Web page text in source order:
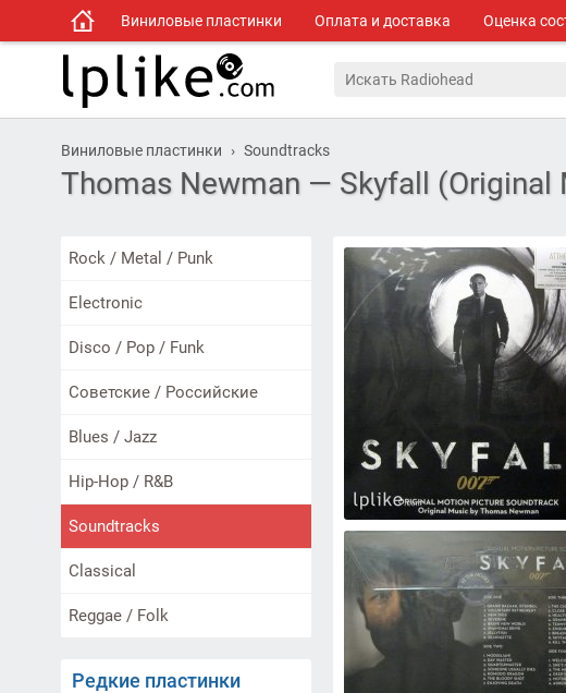
Виниловые пластинки Оплата и доставка Оценка
Виниловые пластинки Soundtracks
Thomas Newman — Skyfall (Original
Rock / Metal / Punk
Electronic
Disco / Pop / Funk
Советские / Российские
Blues / Jazz
Hip-Hop / R&B
Soundtracks
Classical
Reggae / Folk
Редкие пластинки